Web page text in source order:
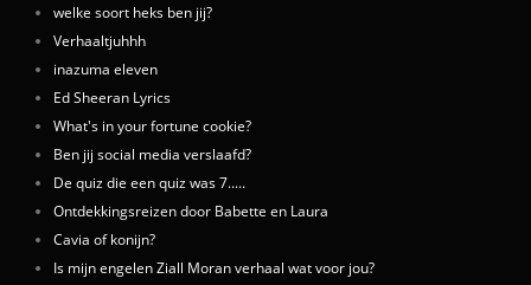
welke soort heks ben jij?
Verhaaltjuhhh
inazuma eleven
Ed Sheeran Lyrics
What's in your fortune cookie?
Ben jij social media verslaafd?
De quiz die een quiz was 7.....
Ontdekkingsreizen door Babette en Laura
Cavia of konijn?
Is mijn engelen Ziall Moran verhaal wat voor jou?